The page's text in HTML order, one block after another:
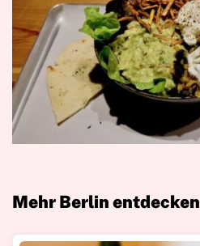
Mehr Berlin entdecken